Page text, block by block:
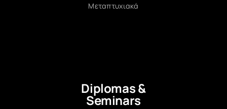
Μεταπτυχιακά
Diplomas &
Seminars